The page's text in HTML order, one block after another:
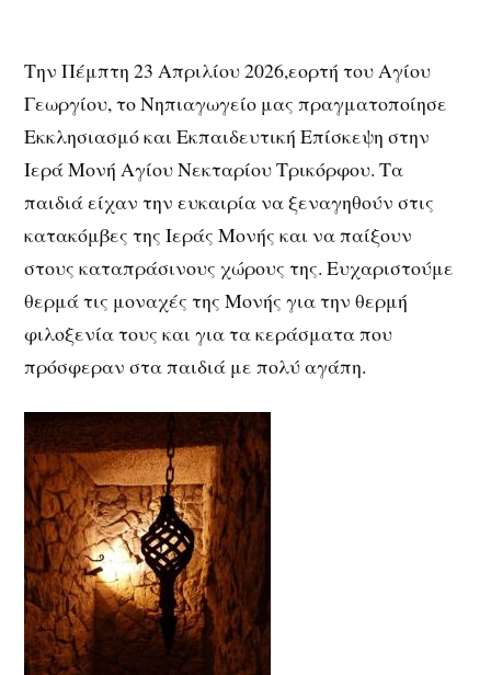
Την Πέμπτη 23 Απριλίου 2026,εορτή του Αγίου
Γεωργίου, το Νηπιαγωγείο μας πραγματοποίησε
Εκκλησιασμό και Εκπαιδευτική Επίσκεψη στην
Ιερά Μονή Αγίου Νεκταρίου Τρικόρφου. Τα
παιδιά είχαν την ευκαιρία να ξεναγηθούν στις
κατακόμβες της Ιεράς Μονής και να παίξουν
στους καταπράσινους χώρους της. Ευχαριστούμε
θερμά τις μοναχές της Μονής για την θερμή
φιλοξενία τους και για τα κεράσματα που
πρόσφεραν στα παιδιά με πολύ αγάπη.